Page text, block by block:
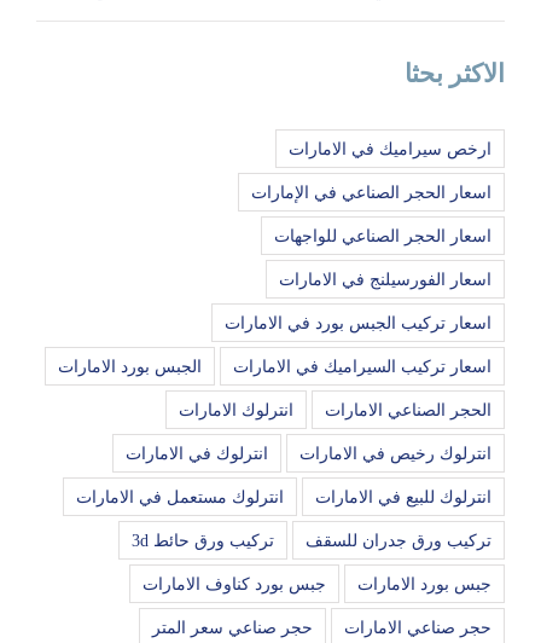
الاكثر بحثا
ارخص سيراميك في الامارات
اسعار الحجر الصناعي في الإمارات
اسعار الحجر الصناعي للواجهات
اسعار الفورسيلنج في الامارات
اسعار تركيب الجبس بورد في الامارات
اسعار تركيب السيراميك في الامارات الجبس بورد الامارات
الحجر الصناعي الامارات انترلوك الامارات
انترلوك رخيص في الامارات انترلوك في الامارات
انترلوك للبيع في الامارات انترلوك مستعمل في الامارات
تركيب ورق جدران للسقف تركيب ورق حائط 3d
جبس بورد الامارات جبس بورد كناوف الامارات
حجر صناعي الامارات حجر صناعي سعر المتر